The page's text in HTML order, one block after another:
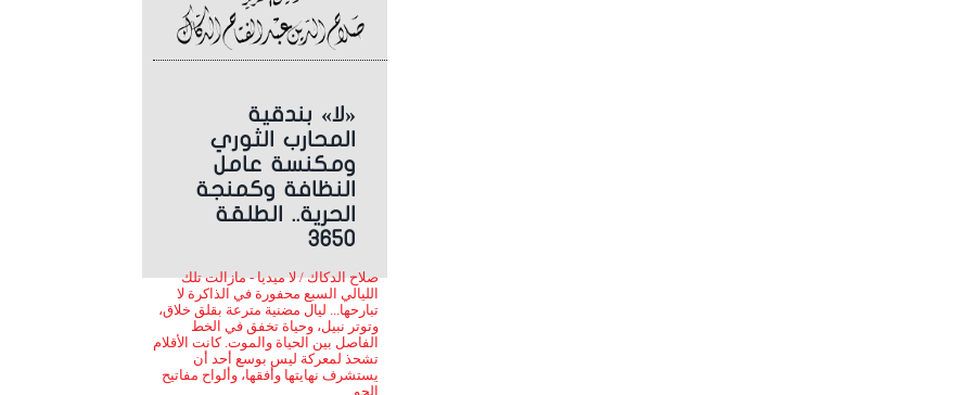
«لا» بندقية
المحارب الثوري
ومكنسة عامل
النظافة وكمنجة
الحرية.. الطلقة
3650
صلاح الدكاك / لا ميديا - مازالت تلك
الليالي السبع محفورة في الذاكرة لا
تبارحها... ليال مضنية مترعة بقلق خلاق،
وتوتر نبيل، وحياة تخفق في الخط
الفاصل بين الحياة والموت. كانت الأقلام
تشحذ لمعركة ليس بوسع أحد أن
يستشرف نهايتها وأفقها، وألواح مفاتيح
الحو ...